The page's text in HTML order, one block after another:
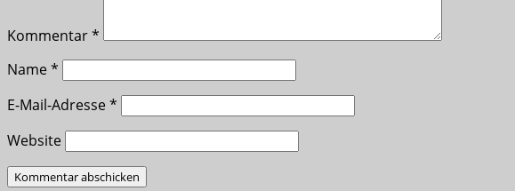
Kommentar*
Name*
E-Mail-Adresse*
Website